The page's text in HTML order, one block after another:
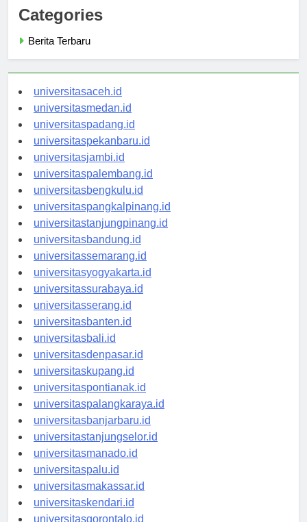
Categories
universitasaceh.id
universitasmedan.id
universitaspadang.id
universitaspekanbaru.id
universitasjambi.id
universitaspalembang.id
universitasbengkulu.id
universitaspangkalpinang.id
universitastanjungpinang.id
universitasbandung.id
universitassemarang.id
universitasyogyakarta.id
universitassurabaya.id
universitasserang.id
universitasbanten.id
universitasbali.id
universitasdenpasar.id
universitaskupang.id
universitaspontianak.id
universitaspalangkaraya.id
universitasbanjarbaru.id
universitastanjungselor.id
universitasmanado.id
universitaspalu.id
universitasmakassar.id
universitaskendari.id